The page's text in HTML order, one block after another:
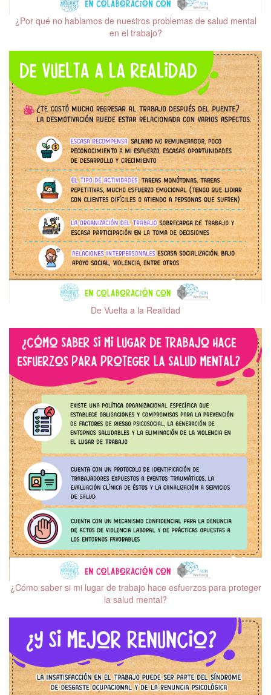
¿Por qué no hablamos de nuestros problemas de salud mental
en el trabajo?
De Vuelta a la Realidad
¿Cómo saber si mi lugar de trabajo hace esfuerzos para proteger
la salud mental?